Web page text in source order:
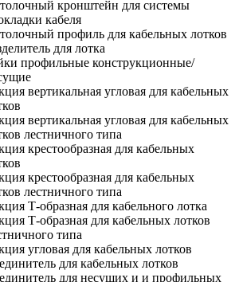
кронштейн для системы
кабеля
профиль для кабельных лотков
для лотка
профильные конструкционные/
вертикальная угловая для кабельных
вертикальная угловая для кабельных
лестничного типа
крестообразная для кабельных
крестообразная для кабельных
лестничного типа
Т-образная для кабельного лотка
Т-образная для кабельных лотков
типа
угловая для кабельных лотков
для кабельных лотков
для несущих и и профильных